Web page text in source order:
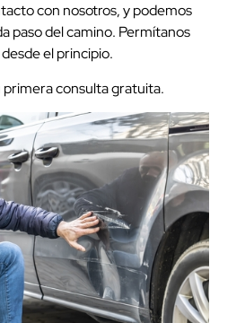
con nosotros, y podemos
paso del camino. Permítanos
el principio.
primera consulta gratuita.